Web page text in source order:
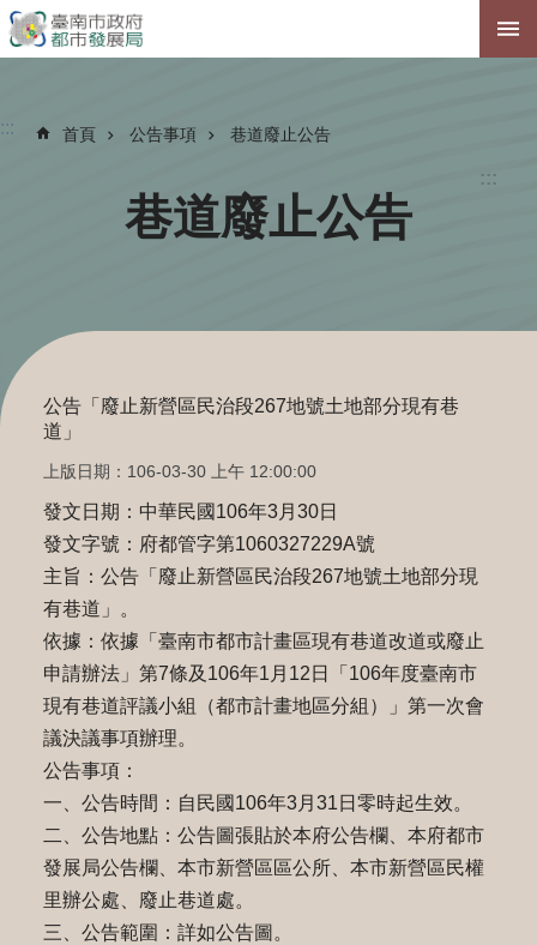
跳到主要內容區塊
:::
::: 首頁 公告事項 巷道廢止公告
巷道廢止公告
公告「廢止新營區民治段267地號土地部分現有巷
道」
上版日期：106-03-30 上午 12:00:00
發文日期：中華民國106年3月30日
發文字號：府都管字第1060327229A號
主旨：公告「廢止新營區民治段267地號土地部分現
有巷道」。
依據：依據「臺南市都市計畫區現有巷道改道或廢止
申請辦法」第7條及106年1月12日「106年度臺南市
現有巷道評議小組（都市計畫地區分組）」第一次會
議決議事項辦理。
公告事項：
一、公告時間：自民國106年3月31日零時起生效。
二、公告地點：公告圖張貼於本府公告欄、本府都市
發展局公告欄、本市新營區區公所、本市新營區民權
里辦公處、廢止巷道處。
三、公告範圍：詳如公告圖。